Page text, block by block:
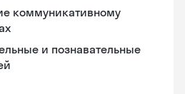
коммуникативному
и познавательные